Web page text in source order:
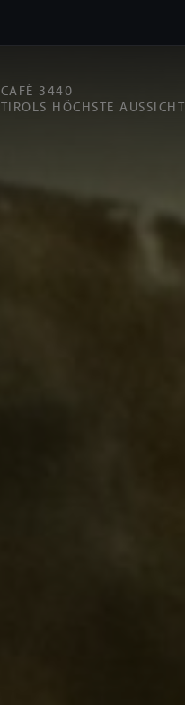
CAFÉ 3440
TIROLS HÖCHSTE AUSSICHT